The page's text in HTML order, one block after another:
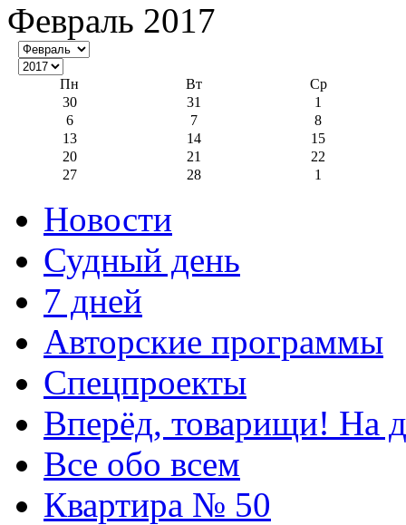
Февраль 2017
Пн Вт
Ср
30
31
1
6
7
8
13
14
15
20
21
22
27
28 1
Новости
Судный день
7 дней
Авторские программы
Спецпроекты
Вперёд, товарищи! На
Все обо всем
Квартира № 50